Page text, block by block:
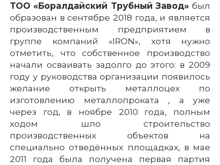
ТОО «Боралдайский Трубный Завод» был
образован в сентябре 2018 года, и является
производственным предприятием в
группе компаний «IRON», хотя нужно
отметить, что собственное производство
начали осваивать задолго до этого: в 2009
году у руководства организации появилось
желание открыть металлоцех по
изготовлению металлопроката , а уже
через год, в ноябре 2010 года, полным
ходом шло строительство
производственных объектов на
специально отведённых площадках, в мае
2011 года была получена первая партия